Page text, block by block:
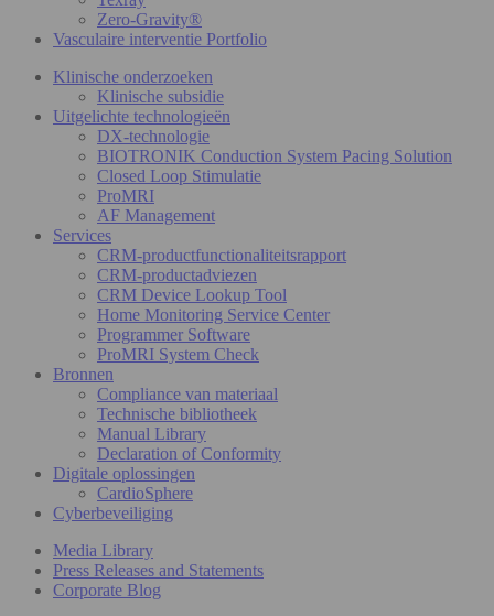
Zero-Gravity®
Vasculaire interventie Portfolio
Klinische onderzoeken
Klinische subsidie
Uitgelichte technologieën
DX-technologie
BIOTRONIK Conduction System Pacing Solution
Closed Loop Stimulatie
ProMRI
AF Management
Services
CRM-productfunctionaliteitsrapport
CRM-productadviezen
CRM Device Lookup Tool
Home Monitoring Service Center
Programmer Software
ProMRI System Check
Bronnen
Compliance van materiaal
Technische bibliotheek
Manual Library
Declaration of Conformity
Digitale oplossingen
CardioSphere
Cyberbeveiliging
Media Library
Press Releases and Statements
Corporate Blog